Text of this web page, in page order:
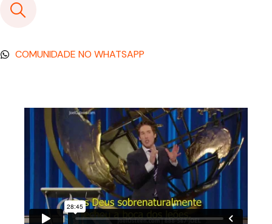
COMUNIDADE NO WHATSAPP